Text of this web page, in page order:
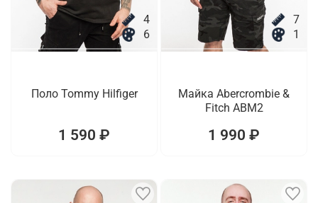
4
6
Поло Tommy Hilfiger
1 590 ₽
7
1
Майка Abercrombie &
Fitch ABM2
1 990 ₽